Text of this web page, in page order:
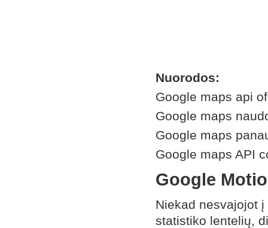
Nuorodos:
Google maps api
Google maps
Google maps
Google maps API
Google
Niekad nesvajojot
statistiko lentelių,